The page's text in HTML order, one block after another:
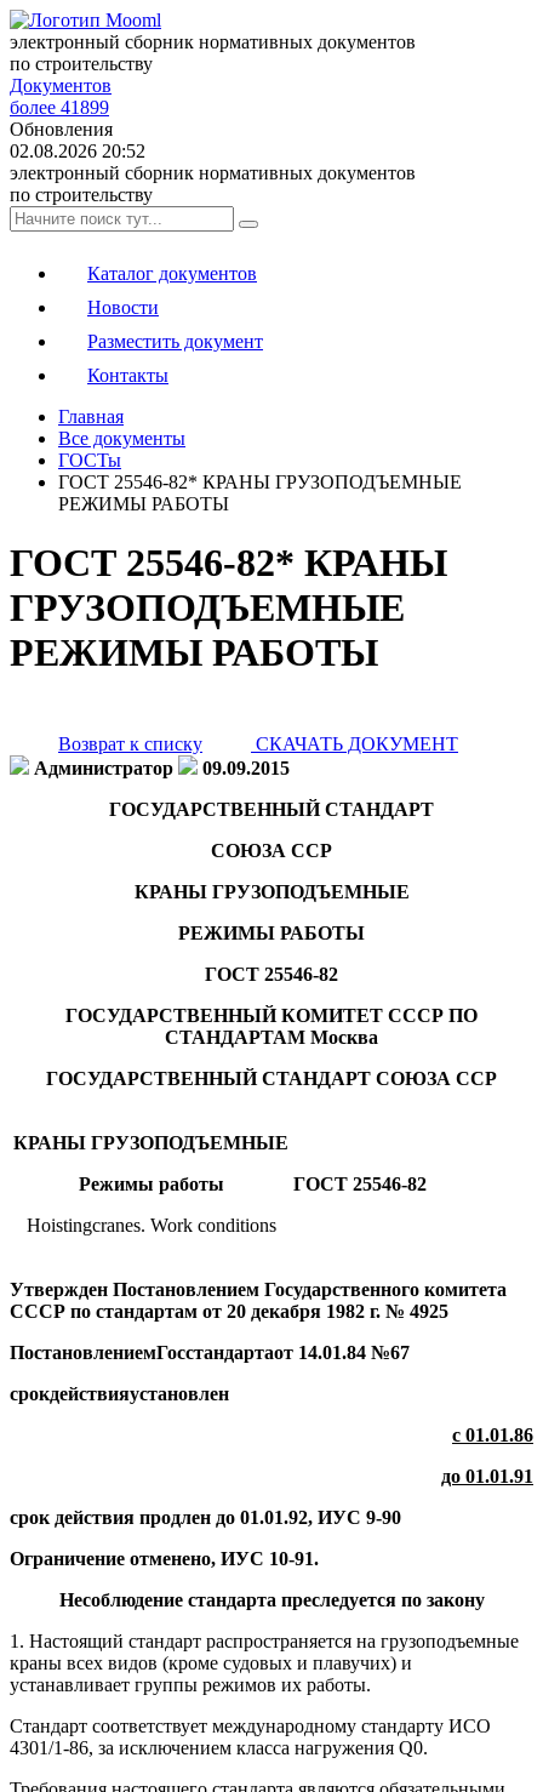
электронный сборник нормативных документов
по строительству
Документов
более 41899
Обновления
02.08.2026 20:52
электронный сборник нормативных документов
по строительству
Каталог документов
Новости
Разместить документ
Контакты
Главная
Все документы
ГОСТы
ГОСТ 25546-82* КРАНЫ ГРУЗОПОДЪЕМНЫЕ
РЕЖИМЫ РАБОТЫ
ГОСТ 25546-82* КРАНЫ
ГРУЗОПОДЪЕМНЫЕ
РЕЖИМЫ РАБОТЫ
Возврат к списку
СКАЧАТЬ ДОКУМЕНТ
Администратор
09.09.2015
ГОСУДАРСТВЕННЫЙ СТАНДАРТ
СОЮЗА ССР
КРАНЫ ГРУЗОПОДЪЕМНЫЕ
РЕЖИМЫ РАБОТЫ
ГОСТ 25546-82
ГОСУДАРСТВЕННЫЙ КОМИТЕТ СССР ПО
СТАНДАРТАМ Москва
ГОСУДАРСТВЕННЫЙ СТАНДАРТ СОЮЗА ССР
КРАНЫ ГРУЗОПОДЪЕМНЫЕ
Режимы работы
Hoistingcranes. Work conditions
ГОСТ 25546-82
Утвержден Постановлением Государственного комитета
СССР по стандартам от 20 декабря 1982 г. № 4925
ПостановлениемГосстандартаот 14.01.84 №67
срокдействияустановлен
с 01.01.86
до 01.01.91
срок действия продлен до 01.01.92, ИУС 9-90
Ограничение отменено, ИУС 10-91.
Несоблюдение стандарта преследуется по закону
1. Настоящий стандарт распространяется на грузоподъемные
краны всех видов (кроме судовых и плавучих) и
устанавливает группы режимов их работы.
Стандарт соответствует международному стандарту ИСО
4301/1-86, за исключением класса нагружения Q0.